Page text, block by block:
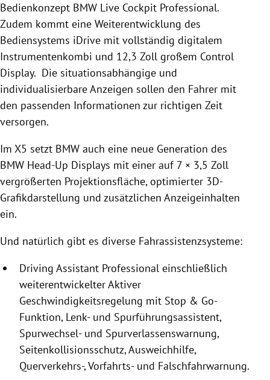
Bedienkonzept BMW Live Cockpit Professional.
Zudem kommt eine Weiterentwicklung des
Bediensystems iDrive mit vollständig digitalem
Instrumentenkombi und 12,3 Zoll großem Control
Display. Die situationsabhängige und
individualisierbare Anzeigen sollen den Fahrer mit
den passenden Informationen zur richtigen Zeit
versorgen.
Im X5 setzt BMW auch eine neue Generation des
BMW Head-Up Displays mit einer auf 7 × 3,5 Zoll
vergrößerten Projektionsfläche, optimierter 3D-
Grafikdarstellung und zusätzlichen Anzeigeinhalten
ein.
Und natürlich gibt es diverse Fahrassistenzsysteme:
Driving Assistant Professional einschließlich
weiterentwickelter Aktiver
Geschwindigkeitsregelung mit Stop & Go-
Funktion, Lenk- und Spurführungsassistent,
Spurwechsel- und Spurverlassenswarnung,
Seitenkollisionsschutz, Ausweichhilfe,
Querverkehrs-, Vorfahrts- und Falschfahrwarnung.